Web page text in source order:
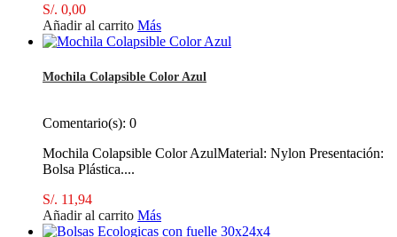
S/. 0,00
Añadir al carrito Más
Mochila Colapsible Color Azul
Comentario(s): 0
Mochila Colapsible Color AzulMaterial: Nylon Presentación:
Bolsa Plástica....
S/. 11,94
Añadir al carrito Más